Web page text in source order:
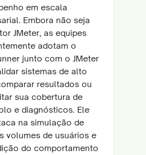
em escala
Embora não seja
JMeter, as equipes
adotam o
junto com o JMeter
sistemas de alto
resultados ou
sua cobertura de
e diagnósticos. Ele
na simulação de
volumes de usuários e
do comportamento